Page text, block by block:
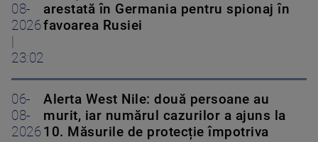
08-
2026
23:02
arestată în Germania pentru spionaj în
favoarea Rusiei
06-
08-
2026
Alerta West Nile: două persoane au
murit, iar numărul cazurilor a ajuns la
10. Măsurile de protecție împotriva